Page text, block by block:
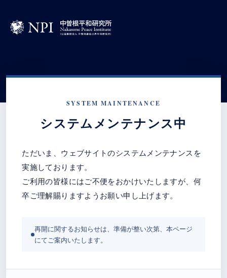
SYSTEM MAINTENANCE
システムメンテナンス中
ただいま、ウェブサイトのシステムメンテナンスを
実施しております。
ご利用の皆様にはご不便をおかけいたしますが、何
卒ご理解賜りますようお願い申し上げます。
再開に関するお知らせは、準備が整い次第、本ページ
にてご案内いたします。